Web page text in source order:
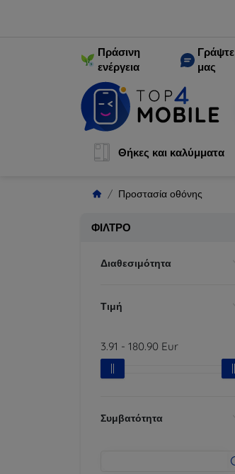
Πράσινη
ενέργεια
Γράψτε
μας
Θήκες και καλύμματα
Προστασία οθόνης
ΦΊΛΤΡΟ
Διαθεσιμότητα
Τιμή
3.91 - 180.90 Eur
Συμβατότητα